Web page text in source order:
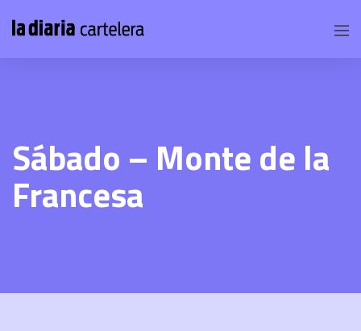
Sábado – Monte de la
Francesa